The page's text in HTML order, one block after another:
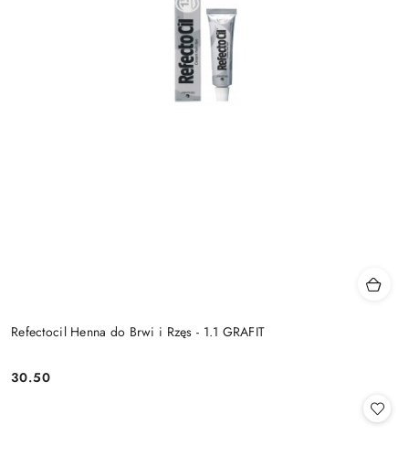
Refectocil Henna do Brwi i Rzęs - 1.1 GRAFIT
Cena:
30.50